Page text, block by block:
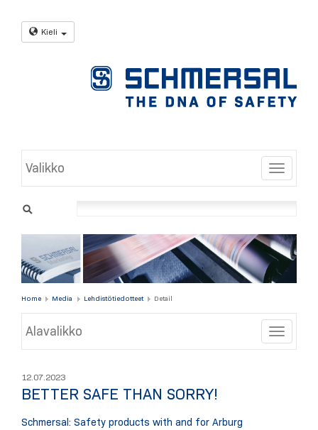
Kieli
Toggle
Valikko
Home Media Lehdistötiedotteet Detail
Toggle
Alavalikko
12.07.2023
BETTER SAFE THAN SORRY!
Schmersal: Safety products with and for Arburg